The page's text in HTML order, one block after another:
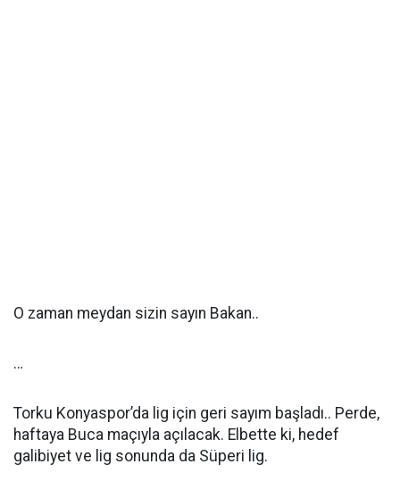
O zaman meydan sizin sayın Bakan..
…
Torku Konyaspor’da lig için geri sayım başladı.. Perde,
haftaya Buca maçıyla açılacak. Elbette ki, hedef
galibiyet ve lig sonunda da Süperi lig.